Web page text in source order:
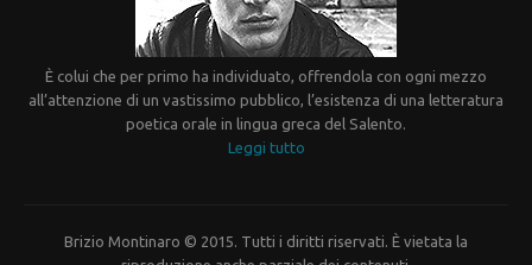
È colui che per primo ha individuato, offrendola con ogni mezzo
all’attenzione di un vastissimo pubblico, l’esistenza di una letteratura
poetica orale in lingua greca del Salento.
Leggi tutto
Brizio Montinaro © 2015. Tutti i diritti riservati. È vietata la